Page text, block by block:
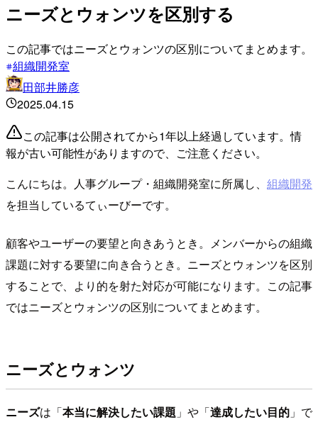
ニーズとウォンツを区別する
この記事ではニーズとウォンツの区別についてまとめます。
組織開発室
田部井勝彦
2025.04.15
この記事は公開されてから1年以上経過しています。情
報が古い可能性がありますので、ご注意ください。
こんにちは。人事グループ・組織開発室に所属し、 組織開発
を担当しているてぃーびーです。
顧客やユーザーの要望と向きあうとき。メンバーからの組織
課題に対する要望に向き合うとき。ニーズとウォンツを区別
することで、より的を射た対応が可能になります。この記事
ではニーズとウォンツの区別についてまとめます。
ニーズとウォンツ
ニーズは「本当に解決したい課題 」や「達成したい目的 」で